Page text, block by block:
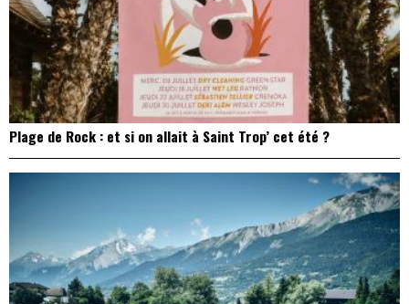
Plage de Rock : et si on allait à Saint Trop’ cet été ?